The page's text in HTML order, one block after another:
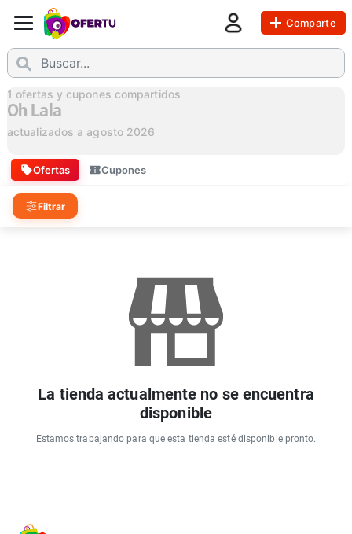
Comparte
1 ofertas y cupones compartidos
Oh Lala
actualizados a agosto 2026
Ofertas Cupones
Filtrar
La tienda actualmente no se encuentra
disponible
Estamos trabajando para que esta tienda esté disponible pronto.